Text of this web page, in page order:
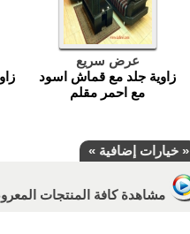
عرض سريع
زاوية جلد مع قماش اسود
مع احمر مقلم
« خيارات إضافية »
مشاهدة كافة المنتجات